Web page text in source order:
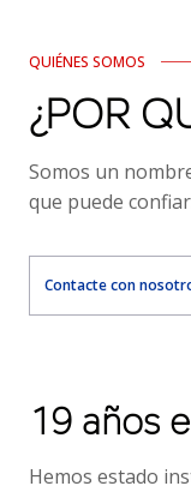
QUIÉNES SOMOS
¿POR
Somos un
que puede
Contacte con
19 años
Hemos estado